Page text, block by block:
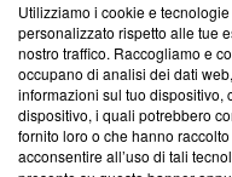
Questa sezione offre
News, sui nostri processi
creare news di qualità.
‘Trust Project - News with
ancora membro del
parte; Trust Project non
Utilizziamo i cookie e
personalizzato rispetto alle tue
nostro traffico. Raccogliamo e
occupano di analisi dei dati
informazioni sul tuo dispositivo,
dispositivo, i quali potrebbero
fornito loro o che hanno
acconsentire all’uso di tali